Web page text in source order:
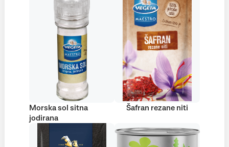
Morska sol sitna
jodirana
Šafran rezane niti